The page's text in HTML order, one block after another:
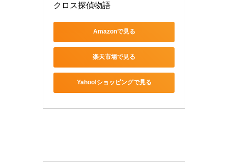
クロス探偵物語
Amazonで見る
楽天市場で見る
Yahoo!ショッピングで見る